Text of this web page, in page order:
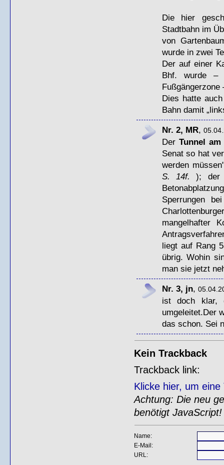
Die hier
Stadtbahn im
von
wurde in zwei
Der auf einer
Bhf. wurde –
Dies hatte
Bahn damit
Nr. 2, MR,
Der Tunnel am
Senat so hat
werden
S. 14f. ); der
Sperrungen
mangelhafter
liegt auf Rang
übrig. Wohin
man sie jetzt
Nr. 3, jn,
ist doch klar,
umgeleitet.Der
das schon. Sei
Kein Trackback
Trackback link:
Klicke hier, um
Achtung: Die neu
benötigt JavaScript!
Name:
E-Mail:
URL: